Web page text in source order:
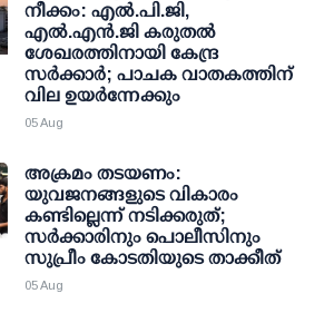
നീക്കം: എല്‍.പി.ജി,
എല്‍.എന്‍.ജി കരുതല്‍
ശേഖരത്തിനായി കേന്ദ്ര
സര്‍ക്കാര്‍; പാചക വാതകത്തിന്
വില ഉയര്‍ന്നേക്കും
05 Aug
അക്രമം തടയണം:
യുവജനങ്ങളുടെ വികാരം
കണ്ടില്ലെന്ന് നടിക്കരുത്;
സര്‍ക്കാരിനും പൊലീസിനും
സുപ്രീം കോടതിയുടെ താക്കീത്
05 Aug